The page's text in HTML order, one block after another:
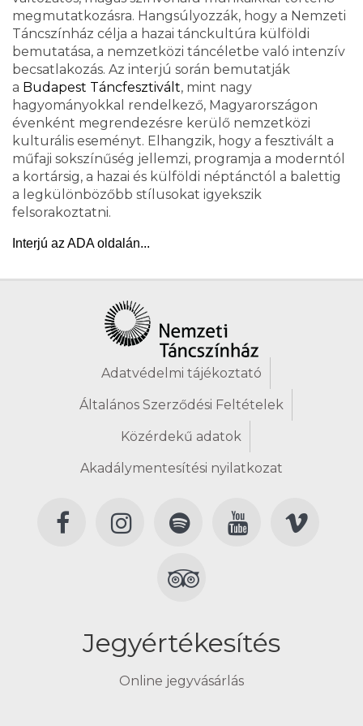
megmutatkozásra. Hangsúlyozzák, hogy a Nemzeti
Táncszínház célja a hazai tánckultúra külföldi
bemutatása, a nemzetközi táncéletbe való intenzív
becsatlakozás. Az interjú során bemutatják
a Budapest Táncfesztivált, mint nagy
hagyományokkal rendelkező, Magyarországon
évenként megrendezésre kerülő nemzetközi
kulturális eseményt. Elhangzik, hogy a fesztivált a
műfaji sokszínűség jellemzi, programja a moderntól
a kortársig, a hazai és külföldi néptánctól a balettig
a legkülönbözőbb stílusokat igyekszik
felsorakoztatni.
Interjú az ADA oldalán...
Adatvédelmi tájékoztató
Általános Szerződési Feltételek
Közérdekű adatok
Akadálymentesítési nyilatkozat
Jegyértékesítés
Online jegyvásárlás